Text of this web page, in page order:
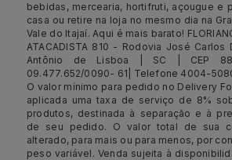
bebidas, mercearia, hortifruti, açougue e
casa ou retire na loja no mesmo dia na
Vale do Itajaí. Aqui é mais barato!
ATACADISTA 810 - Rodovia José Carlos
Antônio de Lisboa | SC | CEP
09.477.652/0090- 61| Telefone 4004-
O valor mínimo para pedido no Delivery
aplicada uma taxa de serviço de 8%
produtos, destinada à separação e à
de seu pedido. O valor total de sua
alterado, para mais ou para menos, por
peso variável. Venda sujeita à